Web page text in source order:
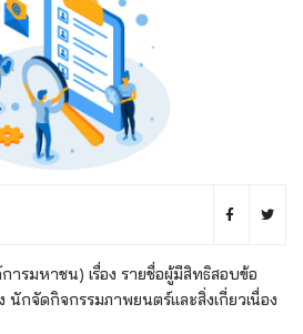
รมหาชน) เรื่อง รายชื่อผู้มีสิทธิสอบข้อ
กจัดกิจกรรมภาพยนตร์และสิ่งเกี่ยวเนื่อง